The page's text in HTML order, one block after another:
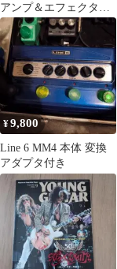
アンプ＆エフェクター
カタログ POD DL4
¥9,800
Line 6 MM4 本体 変換
アダプタ付き